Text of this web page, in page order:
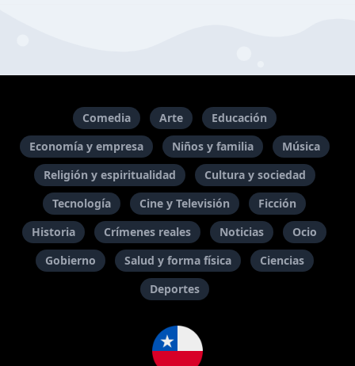
Comedia Arte
Educación
Economía y empresa
Niños y familia
Música
Religión y espiritualidad
Cultura y sociedad
Tecnología
Cine y Televisión
Ficción
Historia
Crímenes reales Noticias
Ocio
Gobierno
Salud y forma física
Ciencias
Deportes